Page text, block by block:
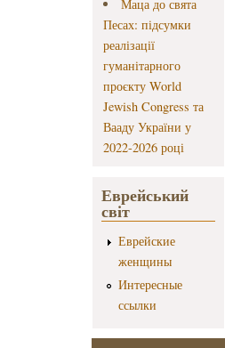
Маца до свята
Песах: підсумки
реалізації
гуманітарного
проєкту World
Jewish Congress та
Вааду України у
2022-2026 році
Еврейський
світ
Еврейские
женщины
Интересные
ссылки